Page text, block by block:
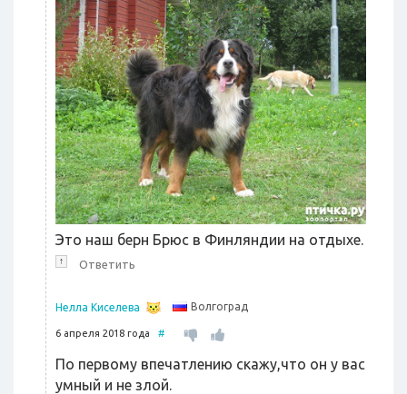
Это наш берн Брюс в Финляндии на отдыхе.
↑ Ответить
Нелла Киселева Волгоград
6 апреля 2018 года #
По первому впечатлению скажу,что он у вас
умный и не злой.